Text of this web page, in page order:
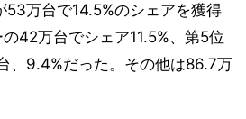
53万台で14.5%のシェアを獲得
42万台でシェア11.5%、第5位
、9.4%だった。その他は86.7万